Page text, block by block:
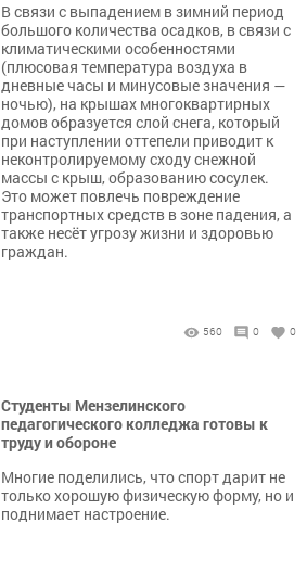
В связи с выпадением в зимний период
большого количества осадков, в связи с
климатическими особенностями
(плюсовая температура воздуха в
дневные часы и минусовые значения —
ночью), на крышах многоквартирных
домов образуется слой снега, который
при наступлении оттепели приводит к
неконтролируемому сходу снежной
массы с крыш, образованию сосулек.
Это может повлечь повреждение
транспортных средств в зоне падения, а
также несёт угрозу жизни и здоровью
граждан.
560 0 0
Студенты Мензелинского
педагогического колледжа готовы к
труду и обороне
Многие поделились, что спорт дарит не
только хорошую физическую форму, но и
поднимает настроение.